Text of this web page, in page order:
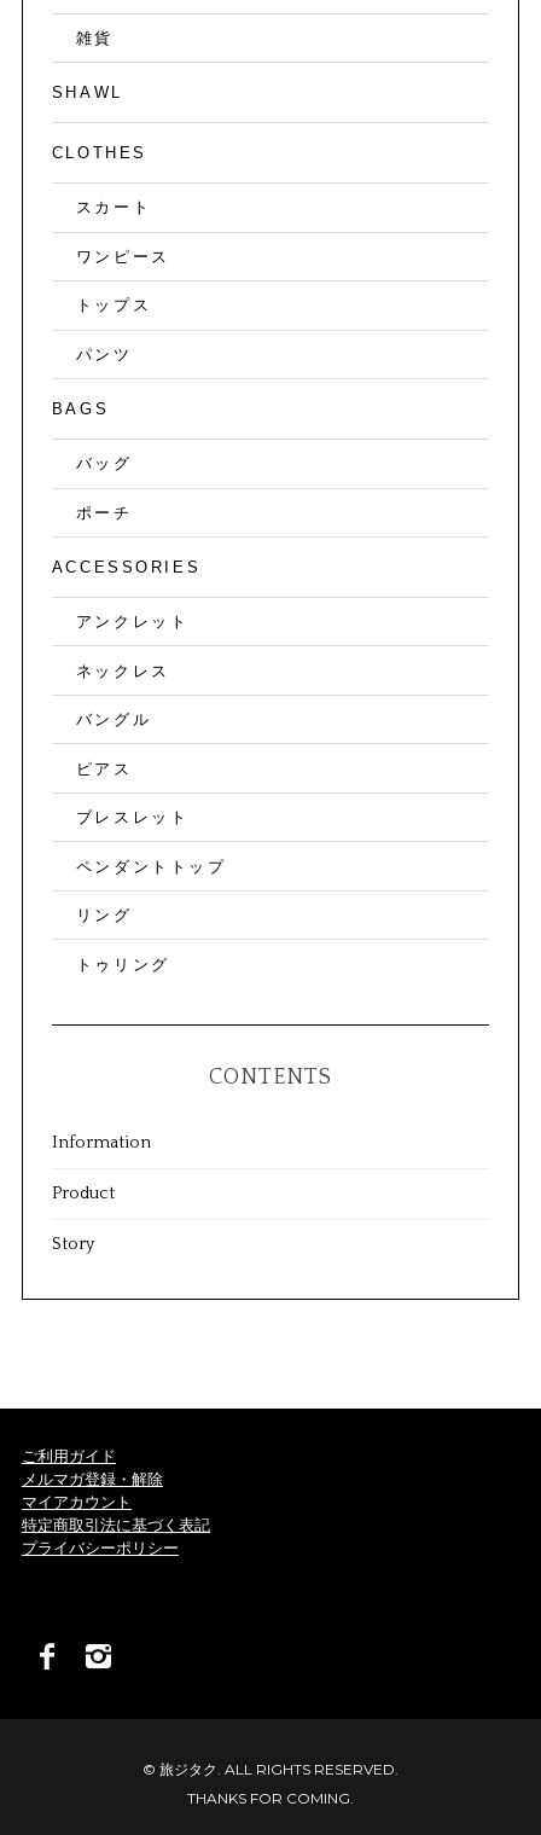
雑貨
SHAWL
CLOTHES
スカート
ワンピース
トップス
パンツ
BAGS
バッグ
ポーチ
ACCESSORIES
アンクレット
ネックレス
バングル
ピアス
ブレスレット
ペンダントトップ
リング
トゥリング
CONTENTS
Information
Product
Story
ご利用ガイド
メルマガ登録・解除
マイアカウント
特定商取引法に基づく表記
プライバシーポリシー
© 旅ジタク. ALL RIGHTS RESERVED.
THANKS FOR COMING.